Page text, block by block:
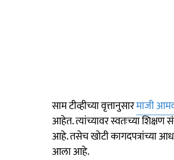
साम टीव्हीच्या वृत्तानुसारमाजी
आहेत. त्यांच्यावर स्वतःच्या
आहे. तसेच खोटी कागदपत्रांच्या
आला आहे.